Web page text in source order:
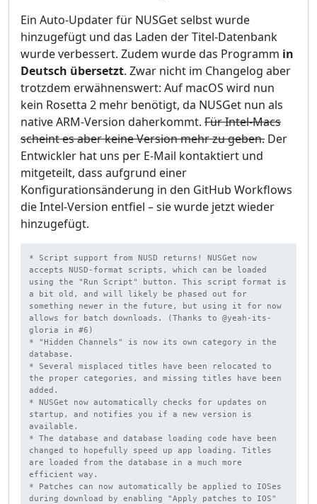
Ein Auto-Updater für NUSGet selbst wurde
hinzugefügt und das Laden der Titel-Datenbank
wurde verbessert. Zudem wurde das Programm in
Deutsch übersetzt. Zwar nicht im Changelog aber
trotzdem erwähnenswert: Auf macOS wird nun
kein Rosetta 2 mehr benötigt, da NUSGet nun als
native ARM-Version daherkommt. Für Intel-Macs
scheint es aber keine Version mehr zu geben. Der
Entwickler hat uns per E-Mail kontaktiert und
mitgeteilt, dass aufgrund einer
Konfigurationsänderung in den GitHub Workflows
die Intel-Version entfiel – sie wurde jetzt wieder
hinzugefügt.
* Script support from NUSD returns! NUSGet now
accepts NUSD-format scripts, which can be loaded
using the "Run Script" button. This script format is
a bit old, and will likely be phased out for
something newer in the future, but using it for now
allows for batch downloads. (Thanks to @yeah-its-
gloria in #6)
* "Hidden Channels" is now its own category in the
database.
* Several misplaced titles have been relocated to
the proper categories, and missing titles have been
added.
* NUSGet now automatically checks for updates on
startup, and notifies you if a new version is
available.
* The database and database loading code have been
changed to hopefully speed up app loading. Titles
are loaded from the database in a much more
efficient way.
* Patches can now automatically be applied to IOSes
during download by enabling "Apply patches to IOS"